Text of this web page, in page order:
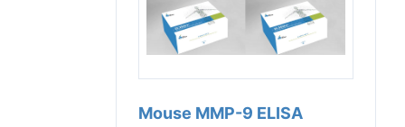
Mouse MMP-9 ELISA